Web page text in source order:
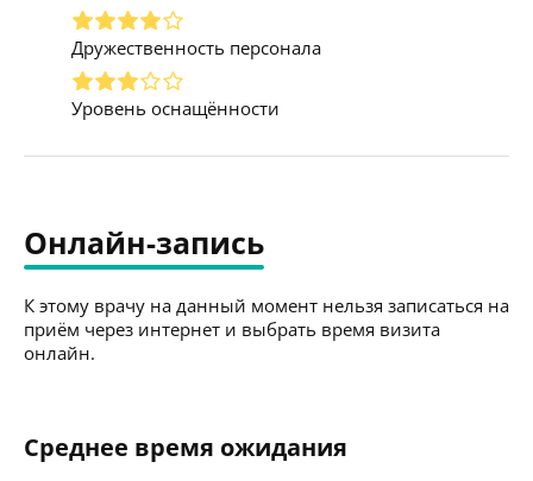
Дружественность персонала
Уровень оснащённости
Онлайн-запись
К этому врачу на данный момент нельзя записаться на
приём через интернет и выбрать время визита
онлайн.
Среднее время ожидания